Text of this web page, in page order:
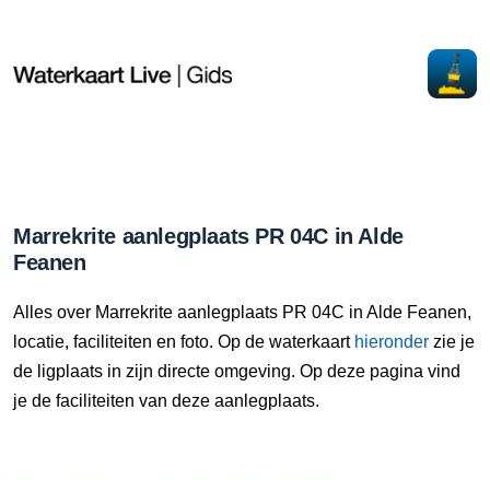
Marrekrite aanlegplaats PR 04C in Alde
Feanen
Alles over Marrekrite aanlegplaats PR 04C in Alde Feanen,
locatie, faciliteiten en foto. Op de waterkaart hieronder zie je
de ligplaats in zijn directe omgeving. Op deze pagina vind
je de faciliteiten van deze aanlegplaats.